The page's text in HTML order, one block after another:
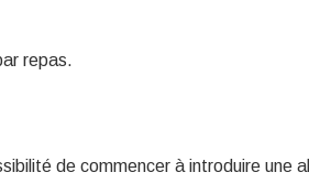
repas.
de commencer à introduire une